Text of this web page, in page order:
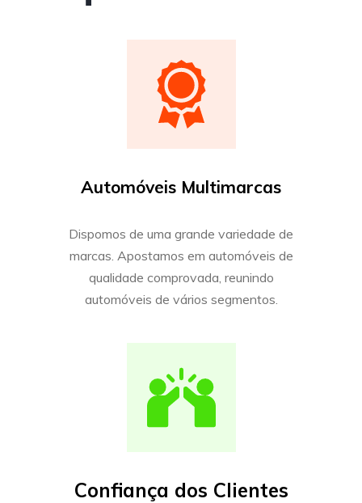
Automóveis Multimarcas
Dispomos de uma grande variedade de
marcas. Apostamos em automóveis de
qualidade comprovada, reunindo
automóveis de vários segmentos.
Confiança dos Clientes